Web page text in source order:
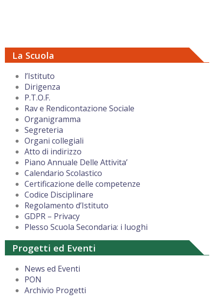
La Scuola
l’Istituto
Dirigenza
P.T.O.F.
Rav e Rendicontazione Sociale
Organigramma
Segreteria
Organi collegiali
Atto di indirizzo
Piano Annuale Delle Attivita’
Calendario Scolastico
Certificazione delle competenze
Codice Disciplinare
Regolamento d’Istituto
GDPR – Privacy
Plesso Scuola Secondaria: i luoghi
Progetti ed Eventi
News ed Eventi
PON
Archivio Progetti